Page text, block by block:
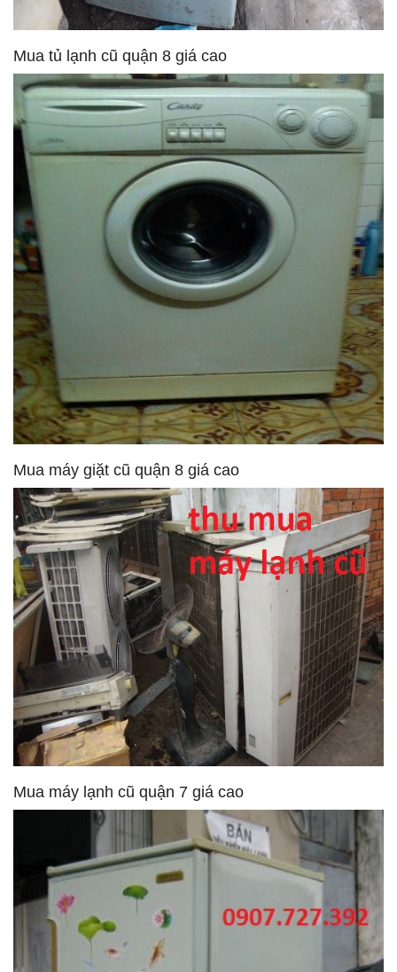
Mua tủ lạnh cũ quận 8 giá cao
Mua máy giặt cũ quận 8 giá cao
Mua máy lạnh cũ quận 7 giá cao